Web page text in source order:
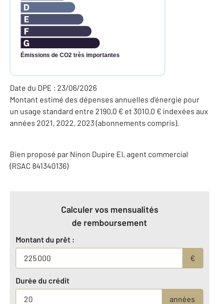
Émissions de CO2 très importantes
Date du DPE : 23/06/2026
Montant estimé des dépenses annuelles d'énergie pour
un usage standard entre 2190,0 € et 3010,0 € indexées aux
années 2021, 2022, 2023 (abonnements compris).
Bien proposé par Ninon Dupire EI, agent commercial
(RSAC 841340136)
Calculer vos mensualités
de remboursement
Montant du prêt :
€
Durée du crédit
années